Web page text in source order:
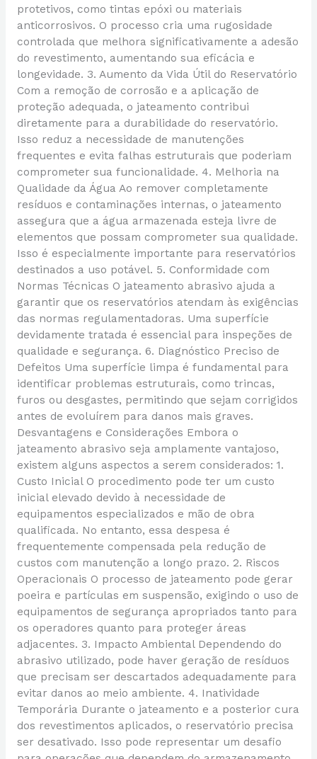
protetivos, como tintas epóxi ou materiais
anticorrosivos. O processo cria uma rugosidade
controlada que melhora significativamente a adesão
do revestimento, aumentando sua eficácia e
longevidade. 3. Aumento da Vida Útil do Reservatório
Com a remoção de corrosão e a aplicação de
proteção adequada, o jateamento contribui
diretamente para a durabilidade do reservatório.
Isso reduz a necessidade de manutenções
frequentes e evita falhas estruturais que poderiam
comprometer sua funcionalidade. 4. Melhoria na
Qualidade da Água Ao remover completamente
resíduos e contaminações internas, o jateamento
assegura que a água armazenada esteja livre de
elementos que possam comprometer sua qualidade.
Isso é especialmente importante para reservatórios
destinados a uso potável. 5. Conformidade com
Normas Técnicas O jateamento abrasivo ajuda a
garantir que os reservatórios atendam às exigências
das normas regulamentadoras. Uma superfície
devidamente tratada é essencial para inspeções de
qualidade e segurança. 6. Diagnóstico Preciso de
Defeitos Uma superfície limpa é fundamental para
identificar problemas estruturais, como trincas,
furos ou desgastes, permitindo que sejam corrigidos
antes de evoluírem para danos mais graves.
Desvantagens e Considerações Embora o
jateamento abrasivo seja amplamente vantajoso,
existem alguns aspectos a serem considerados: 1.
Custo Inicial O procedimento pode ter um custo
inicial elevado devido à necessidade de
equipamentos especializados e mão de obra
qualificada. No entanto, essa despesa é
frequentemente compensada pela redução de
custos com manutenção a longo prazo. 2. Riscos
Operacionais O processo de jateamento pode gerar
poeira e partículas em suspensão, exigindo o uso de
equipamentos de segurança apropriados tanto para
os operadores quanto para proteger áreas
adjacentes. 3. Impacto Ambiental Dependendo do
abrasivo utilizado, pode haver geração de resíduos
que precisam ser descartados adequadamente para
evitar danos ao meio ambiente. 4. Inatividade
Temporária Durante o jateamento e a posterior cura
dos revestimentos aplicados, o reservatório precisa
ser desativado. Isso pode representar um desafio